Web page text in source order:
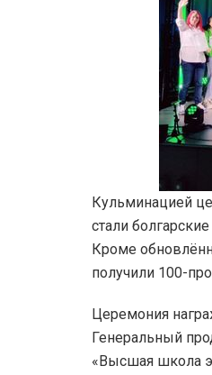
Кульминацией
стали
Кроме
получили 100-
Церемония
Генеральный
«Высшая школа